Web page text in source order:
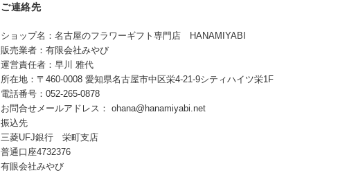
ご連絡先
ショップ名：名古屋のフラワーギフト専門店 HANAMIYABI
販売業者：有限会社みやび
運営責任者：早川 雅代
所在地：〒460-0008 愛知県名古屋市中区栄4-21-9シティハイツ栄1F
電話番号：052-265-0878
お問合せメールアドレス： ohana@hanamiyabi.net
振込先
三菱UFJ銀行 栄町支店
普通口座4732376
有眼会社みやび